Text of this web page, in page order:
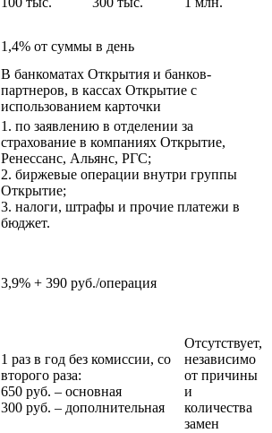
1,4% от суммы в день
В банкоматах Открытия и банков-
партнеров, в кассах Открытие с
использованием карточки
1. по заявлению в отделении за
страхование в компаниях Открытие,
Ренессанс, Альянс, РГС;
2. биржевые операции внутри группы
Открытие;
3. налоги, штрафы и прочие платежи в
бюджет.
3,9% + 390 руб./операция
1 раз в год без комиссии, со
второго раза:
650 руб. – основная
300 руб. – дополнительная
Отсутствует,
независимо
от причины
и
количества
замен